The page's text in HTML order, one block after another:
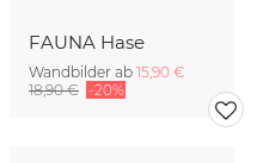
FAUNA Hase
Wandbilder ab 15,90 €
18,90 € -20%